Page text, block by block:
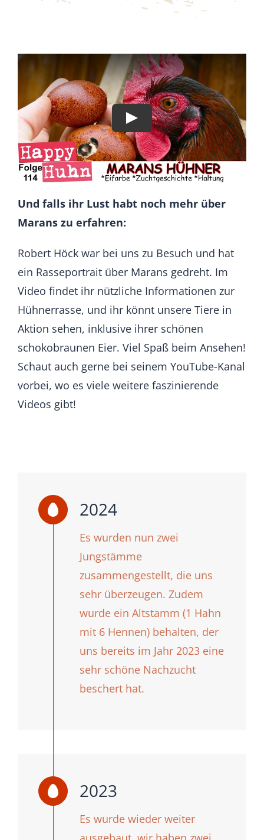
Und falls ihr Lust habt noch mehr über
Marans zu erfahren:
Robert Höck war bei uns zu Besuch und hat
ein Rasseportrait über Marans gedreht. Im
Video findet ihr nützliche Informationen zur
Hühnerrasse, und ihr könnt unsere Tiere in
Aktion sehen, inklusive ihrer schönen
schokobraunen Eier. Viel Spaß beim Ansehen!
Schaut auch gerne bei seinem YouTube-Kanal
vorbei, wo es viele weitere faszinierende
Videos gibt!
2024
Es wurden nun zwei
Jungstämme
zusammengestellt, die uns
sehr überzeugen. Zudem
wurde ein Altstamm (1 Hahn
mit 6 Hennen) behalten, der
uns bereits im Jahr 2023 eine
sehr schöne Nachzucht
beschert hat.
2023
Es wurde wieder weiter